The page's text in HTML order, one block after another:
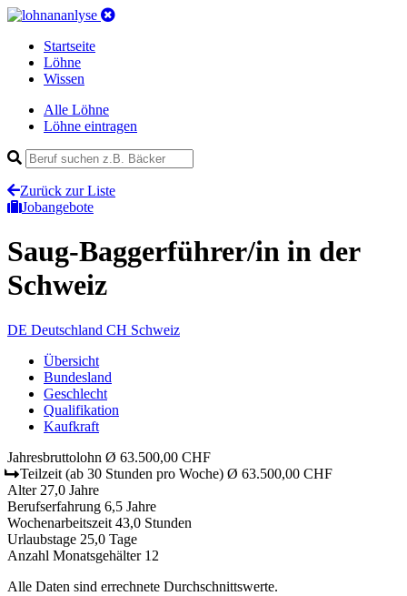
Startseite
Löhne
Wissen
Alle Löhne
Löhne eintragen
Zurück zur Liste
Jobangebote
Saug-Baggerführer/in in der
Schweiz
DE Deutschland CH Schweiz
Übersicht
Bundesland
Geschlecht
Qualifikation
Kaufkraft
Jahresbruttolohn Ø 63.500,00 CHF
Teilzeit (ab 30 Stunden pro Woche) Ø 63.500,00 CHF
Alter 27,0 Jahre
Berufserfahrung 6,5 Jahre
Wochenarbeitszeit 43,0 Stunden
Urlaubstage 25,0 Tage
Anzahl Monatsgehälter 12
Alle Daten sind errechnete Durchschnittswerte.